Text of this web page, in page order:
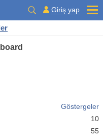
Giriş yap
Göstergeler
10
55